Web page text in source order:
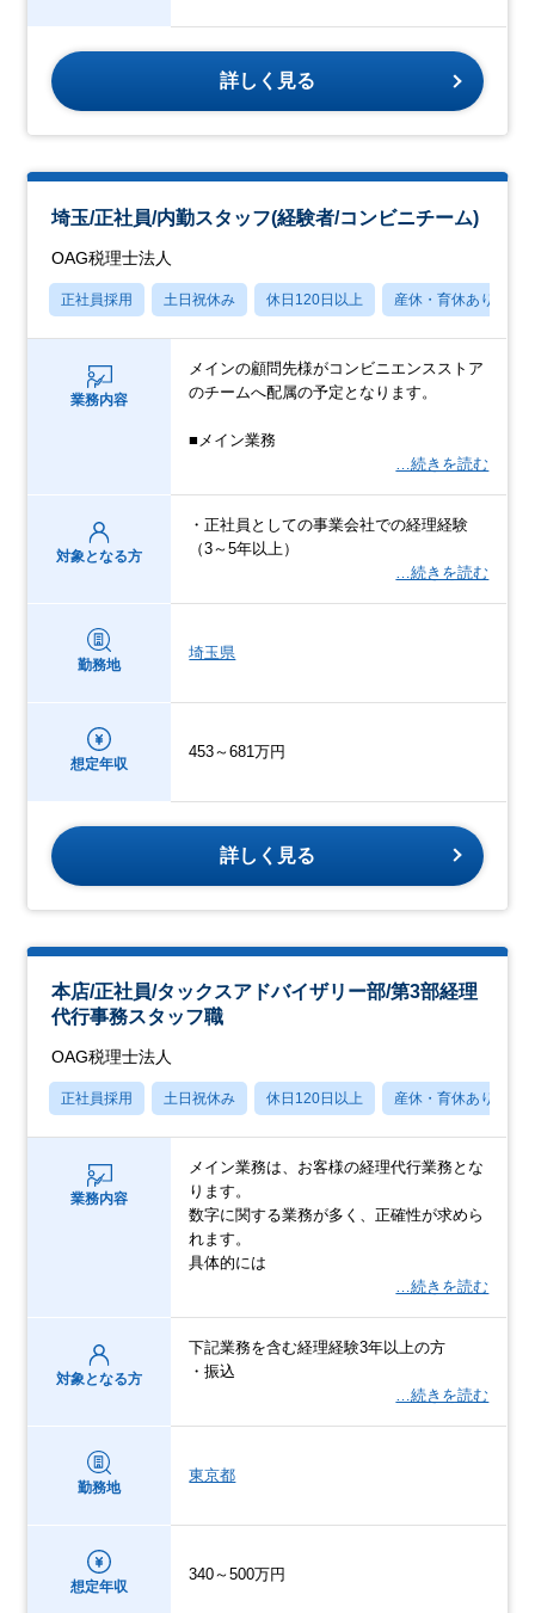
詳しく見る
埼玉/正社員/内勤スタッフ(経験者/コンビニチーム)
OAG税理士法人
正社員採用 土日祝休み 休日120日以上 産休・育休あり
業務内容
メインの顧問先様がコンビニエンスストア
のチームへ配属の予定となります。
■メイン業務
…続きを読む
対象となる方
・正社員としての事業会社での経理経験
（3～5年以上）
…続きを読む
勤務地
埼玉県
想定年収
453～681万円
詳しく見る
本店/正社員/タックスアドバイザリー部/第3部経理
代行事務スタッフ職
OAG税理士法人
正社員採用 土日祝休み 休日120日以上 産休・育休あり
業務内容
メイン業務は、お客様の経理代行業務とな
ります。
数字に関する業務が多く、正確性が求めら
れます。
具体的には
…続きを読む
対象となる方
下記業務を含む経理経験3年以上の方
・振込
…続きを読む
勤務地
東京都
想定年収
340～500万円